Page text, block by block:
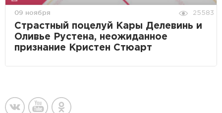
09 ноября 25583
Страстный поцелуй Кары Делевинь и
Оливье Рустена, неожиданное
признание Кристен Стюарт